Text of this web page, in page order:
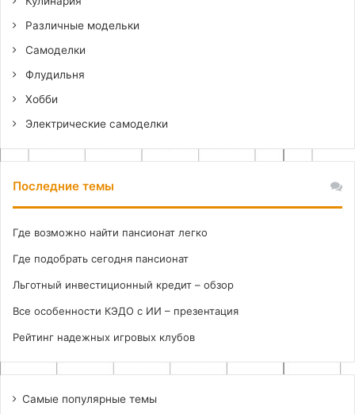
Различные модельки
Самоделки
Флудильня
Хобби
Электрические самоделки
Последние темы
Где возможно найти пансионат легко
Где подобрать сегодня пансионат
Льготный инвестиционный кредит – обзор
Все особенности КЭДО с ИИ – презентация
Рейтинг надежных игровых клубов
Самые популярные темы